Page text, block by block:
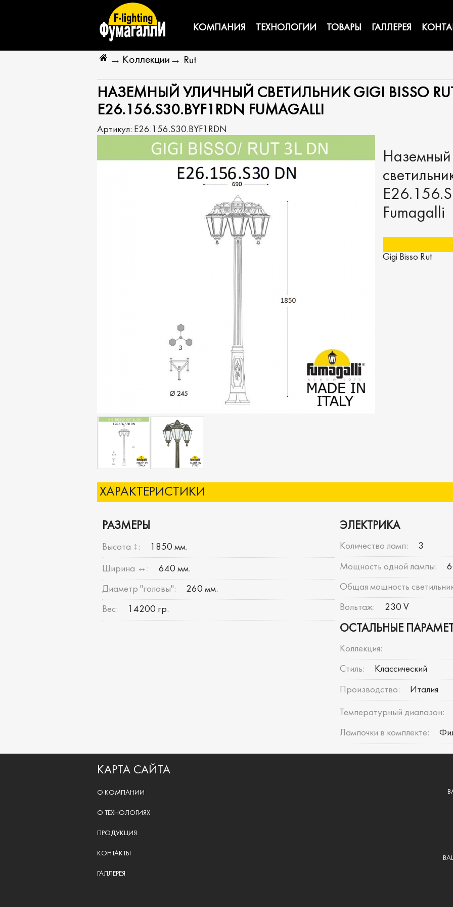
КОМПАНИЯ ТЕХНОЛОГИИ ТОВАРЫ ГАЛЛЕРЕЯ
→ Коллекции → Rut
НАЗЕМНЫЙ УЛИЧНЫЙ СВЕТИЛЬНИК GIGI BISSO RUT
E26.156.S30.BYF1RDN FUMAGALLI
Артикул: E26.156.S30.BYF1RDN
Наземный
Fumagalli
Gigi Bisso Rut
ХАРАКТЕРИСТИКИ
РАЗМЕРЫ
Высота ↕: 1850 мм.
Ширина ↔: 640 мм.
Диаметр "головы": 260 мм.
Вес: 14200 гр.
ЭЛЕКТРИКА
Количество ламп: 3
Мощность одной лампы:
Общая мощность
Вольтаж: 230 V
ОСТАЛЬНЫЕ
Коллекция:
Стиль: Классический
Производство: Италия
Температурный диапазон:
Лампочки в комплекте:
КАРТА САЙТА
О КОМПАНИИ
О ТЕХНОЛОГИЯХ
ПРОДУКЦИЯ
КОНТАКТЫ
ГАЛЛЕРЕЯ